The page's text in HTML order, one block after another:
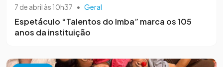
7 de abril às 10h37 • Geral
Espetáculo “Talentos do Imba” marca os 105
anos da instituição